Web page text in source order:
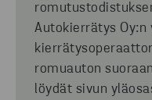
Autokierrätys
romuauton
löydät sivun